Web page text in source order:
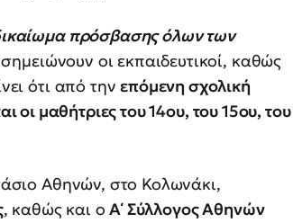
πρόσβασης όλων των
οι εκπαιδευτικοί, καθώς
ότι από τηνεπόμενη σχολική
οι μαθήτριες του 14ου, του 15ου, του
Αθηνών, στο Κολωνάκι,
, καθώς και οΑ΄ Σύλλογος Αθηνών